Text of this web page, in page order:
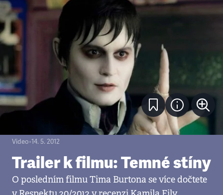
Video•14. 5. 2012
Trailer k filmu: Temné stíny
O posledním filmu Tima Burtona se více dočtete